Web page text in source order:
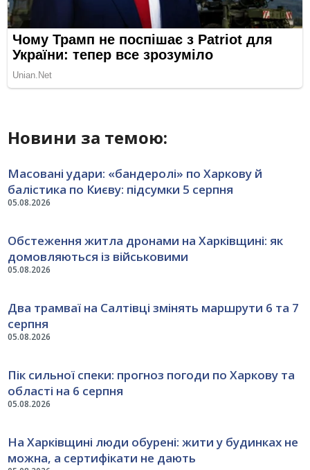
Новини за темою:
05.08.2026
Масовані удари: «бандеролі» по Харкову й
балістика по Києву: підсумки 5 серпня
05.08.2026
Обстеження житла дронами на Харківщині: як
домовляються із військовими
05.08.2026
Два трамваї на Салтівці змінять маршрути 6 та 7
серпня
05.08.2026
Пік сильної спеки: прогноз погоди по Харкову та
області на 6 серпня
На Харківщині люди обурені: жити у будинках не
можна, а сертифікати не дають